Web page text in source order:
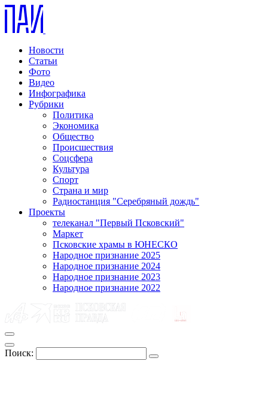
Новости
Статьи
Фото
Видео
Инфографика
Рубрики
Политика
Экономика
Общество
Происшествия
Соцсфера
Культура
Спорт
Страна и мир
Радиостанция "Серебряный дождь"
Проекты
телеканал "Первый Псковский"
Маркет
Псковские храмы в ЮНЕСКО
Народное признание 2025
Народное признание 2024
Народное признание 2023
Народное признание 2022
Поиск: